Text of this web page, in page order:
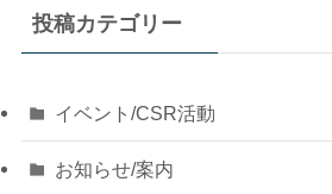
投稿カテゴリー
イベント/CSR活動
お知らせ/案内